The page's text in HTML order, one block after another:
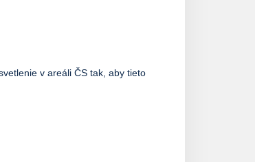
v areáli ČS tak, aby tieto